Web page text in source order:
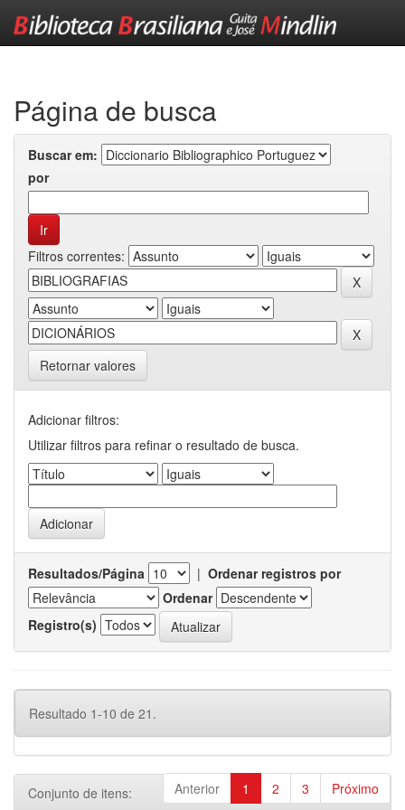
Página de busca
Buscar em:
por
Filtros correntes:
Retornar valores
Adicionar filtros:
Utilizar filtros para refinar o resultado de busca.
Resultados/Página | Ordenar registros por
Ordenar
Registro(s)
Resultado 1-10 de 21.
Anterior 1 2 3 Próximo
Conjunto de itens: